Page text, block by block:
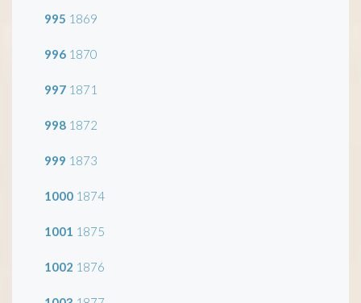
995 1869
996 1870
997 1871
998 1872
999 1873
1000 1874
1001 1875
1002 1876